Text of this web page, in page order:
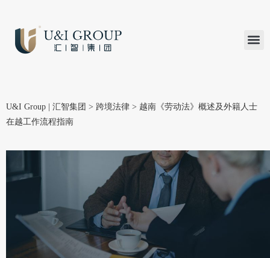
U&I Group | 汇智集团 > 跨境法律 > 越南《劳动法》概述及外籍人士
在越工作流程指南